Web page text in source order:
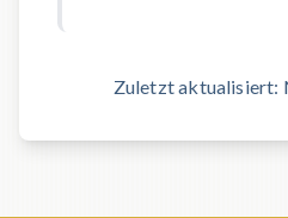
Zuletzt aktualisiert: